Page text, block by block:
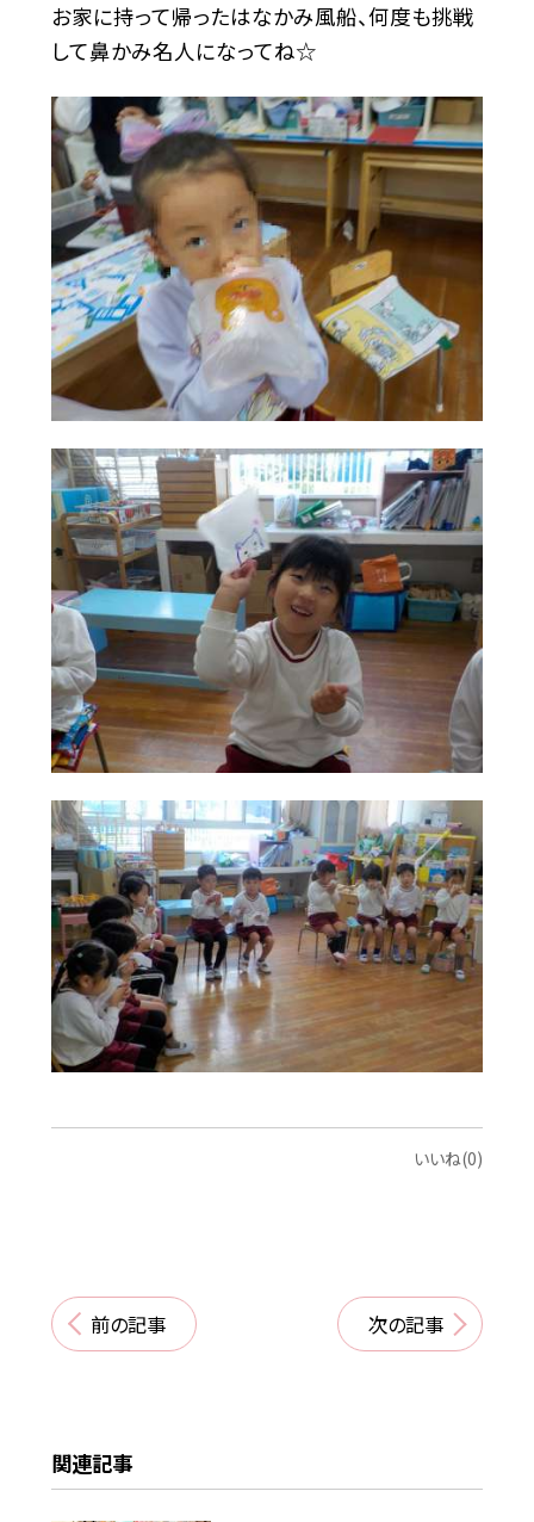
お家に持って帰ったはなかみ風船、何度も挑戦
して鼻かみ名人になってね☆
いいね(0)
前の記事 次の記事
関連記事